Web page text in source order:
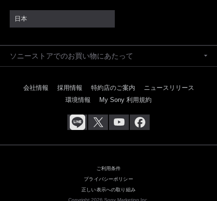
日本
ソニーストアでのお買い物にあたって
会社情報 採用情報 特約店のご案内
ニュースリリース
環境情報
My Sony 利用規約
ご利用条件
プライバシーポリシー
正しい表示への取り組み
Copyright 2026 Sony Marketing Inc.